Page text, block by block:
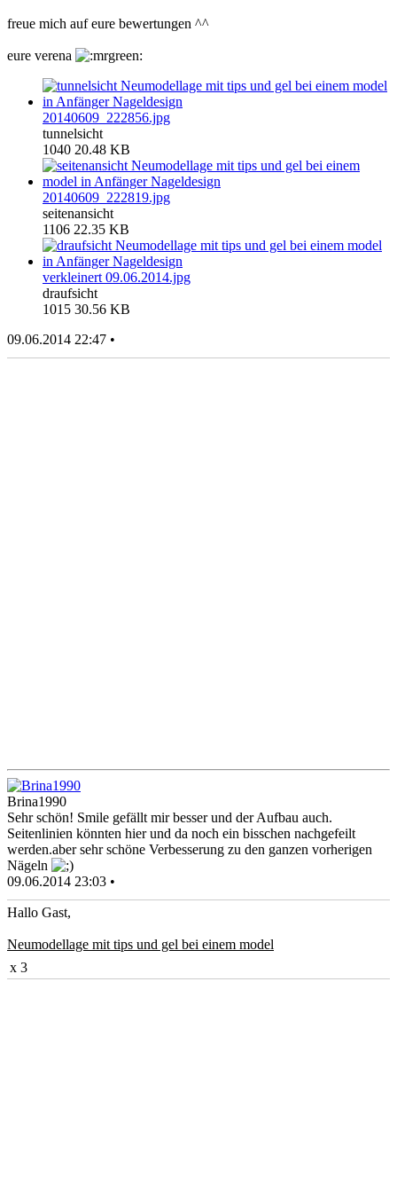
freue mich auf eure bewertungen ^^
eure verena
20140609_222856.jpg
tunnelsicht
1040 20.48 KB
20140609_222819.jpg
seitenansicht
1106 22.35 KB
verkleinert 09.06.2014.jpg
draufsicht
1015 30.56 KB
09.06.2014 22:47 •
Brina1990
Sehr schön! Smile gefällt mir besser und der Aufbau auch.
Seitenlinien könnten hier und da noch ein bisschen nachgefeilt
werden.aber sehr schöne Verbesserung zu den ganzen vorherigen
Nägeln
09.06.2014 23:03 •
Hallo Gast,
Neumodellage mit tips und gel bei einem model
x 3